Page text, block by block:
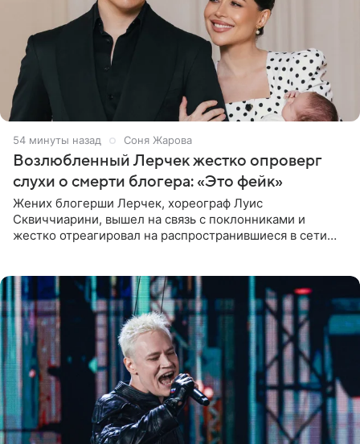
54 минуты назад Соня Жарова
Возлюбленный Лерчек жестко опроверг
слухи о смерти блогера: «Это фейк»
Жених блогерши Лерчек, хореограф Луис
Сквиччиарини, вышел на связь с поклонниками и
жестко отреагировал на распространившиеся в сети